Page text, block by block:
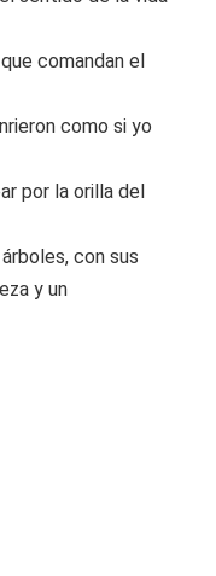
comandan el
como si yo
por la orilla del
con sus
y un